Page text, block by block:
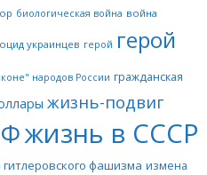
биологическая война война
украинцев герой герой
народов России гражданская
жизнь-подвиг
жизнь в СССР
гитлеровского фашизма измена